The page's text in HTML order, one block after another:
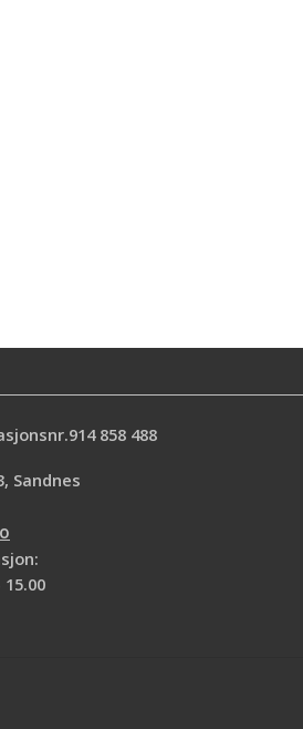
858 488
Sandnes